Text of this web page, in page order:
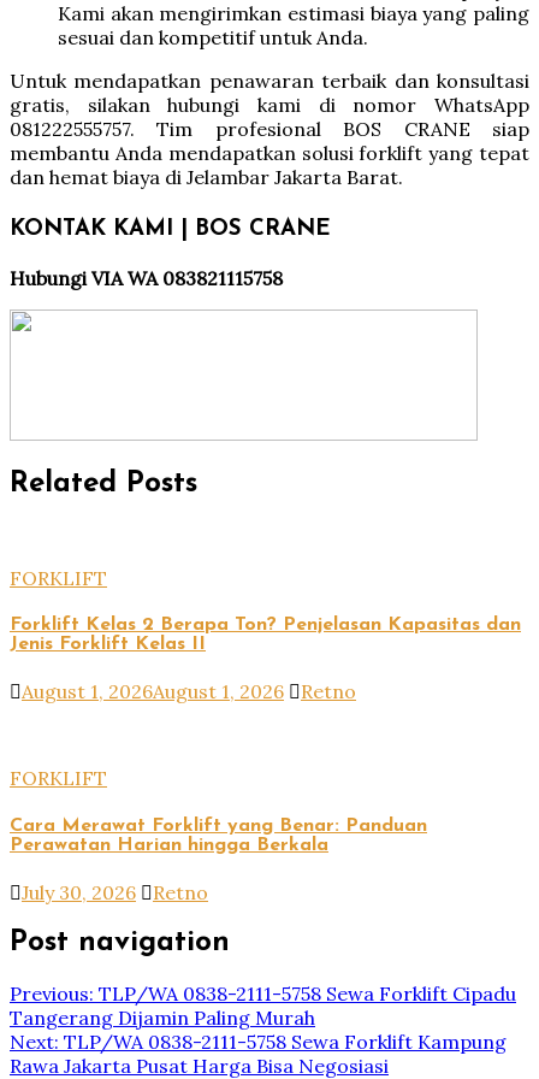
Kami akan mengirimkan estimasi biaya yang paling
sesuai dan kompetitif untuk Anda.
Untuk mendapatkan penawaran terbaik dan konsultasi
gratis, silakan hubungi kami di nomor WhatsApp
081222555757. Tim profesional BOS CRANE siap
membantu Anda mendapatkan solusi forklift yang tepat
dan hemat biaya di Jelambar Jakarta Barat.
KONTAK KAMI | BOS CRANE
Hubungi VIA WA 083821115758
Related Posts
FORKLIFT
Forklift Kelas 2 Berapa Ton? Penjelasan Kapasitas dan
Jenis Forklift Kelas II
August 1, 2026August 1, 2026 Retno
FORKLIFT
Cara Merawat Forklift yang Benar: Panduan
Perawatan Harian hingga Berkala
July 30, 2026 Retno
Post navigation
Previous: TLP/WA 0838-2111-5758 Sewa Forklift Cipadu
Tangerang Dijamin Paling Murah
Next: TLP/WA 0838-2111-5758 Sewa Forklift Kampung
Rawa Jakarta Pusat Harga Bisa Negosiasi